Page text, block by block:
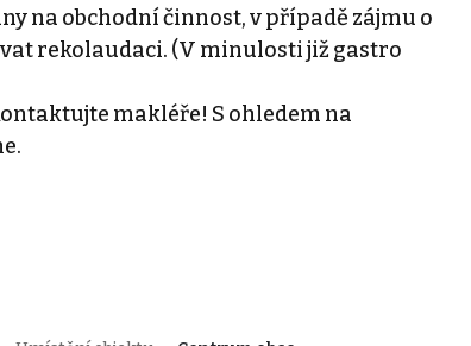
na obchodní činnost, v případě zájmu o
rekolaudaci. (V minulosti již gastro
makléře! S ohledem na